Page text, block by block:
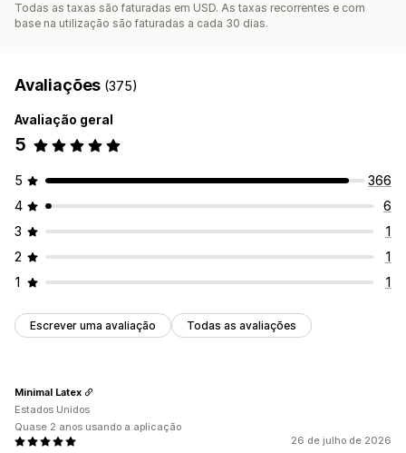
Todas as taxas são faturadas em USD. As taxas recorrentes e com
base na utilização são faturadas a cada 30 dias.
Avaliações (375)
Avaliação geral
5
5
366
4
6
3
1
2
1
1
1
Escrever uma avaliação Todas as avaliações
26 de julho de 2026
Minimal Latex
Estados Unidos
Quase 2 anos usando a aplicação